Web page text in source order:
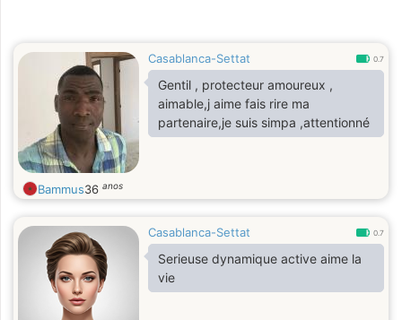
Casablanca-Settat 0.7
Gentil , protecteur amoureux ,
aimable,j aime fais rire ma
partenaire,je suis simpa ,attentionné
Bammus36 anos
Casablanca-Settat 0.7
Serieuse dynamique active aime la
vie